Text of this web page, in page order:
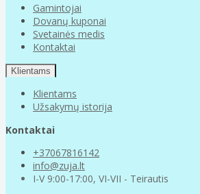
Gamintojai
Dovanų kuponai
Svetainės medis
Kontaktai
Klientams
Klientams
Užsakymų istorija
Kontaktai
+37067816142
info@zuja.lt
I-V 9:00-17:00, VI-VII - Teirautis